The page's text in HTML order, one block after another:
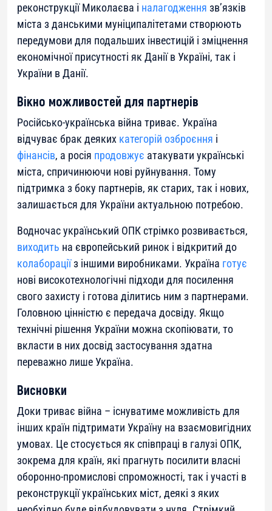
реконструкції Миколаєва і налагодження зв’язків
міста з данськими муніципалітетами створюють
передумови для подальших інвестицій і зміцнення
економічної присутності як Данії в Україні, так і
України в Данії.
Вікно можливостей для партнерів
Російсько-українська війна триває. Україна
відчуває брак деяких категорій озброєння і
фінансів, а росія продовжує атакувати українські
міста, спричинюючи нові руйнування. Тому
підтримка з боку партнерів, як старих, так і нових,
залишається для України актуальною потребою.
Водночас український ОПК стрімко розвивається,
виходить на європейський ринок і відкритий до
колабораціїз іншими виробниками. Україна готує
нові високотехнологічні підходи для посилення
свого захисту і готова ділитись ним з партнерами.
Головною цінністю є передача досвіду. Якщо
технічні рішення України можна скопіювати, то
вкласти в них досвід застосування здатна
переважно лише Україна.
Висновки
Доки триває війна – існуватиме можливість для
інших країн підтримати Україну на взаємовигідних
умовах. Це стосується як співпраці в галузі ОПК,
зокрема для країн, які прагнуть посилити власні
оборонно-промислові спроможності, так і участі в
реконструкції українських міст, деякі з яких